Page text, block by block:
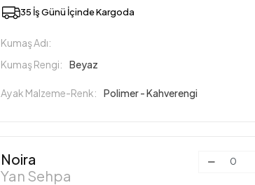
35 İş Günü İçinde Kargoda
Kumaş Adı:
Kumaş Rengi:
Beyaz
Ayak Malzeme-Renk: Polimer - Kahverengi
Noira
Yan Sehpa